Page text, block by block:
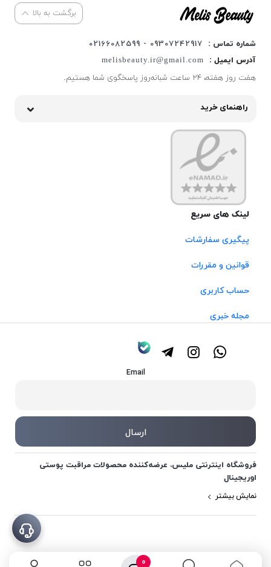
0
برگشت به بالا
شماره تماس :
09307242917 - 02166082599
آدرس ایمیل :
melisbeauty.ir@gmail.com
هفت روز هفته، ۲۴ ساعت شبانه‌روز پاسخگوی شما هستیم.
راهنمای خرید
لینک های سریع
پیگیری سفارشات
قوانین و مقررات
حساب کاربری
مجله خبری
Email
فروشگاه اینترنتی ملیس، عرضه‌کننده محصولات مراقبت پوستی
اوریجینال
نمایش بیشتر